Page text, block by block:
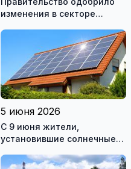
изменения в секторе
5 июня 2026
С 9 июня жители,
установившие солнечные
подавать заявки на